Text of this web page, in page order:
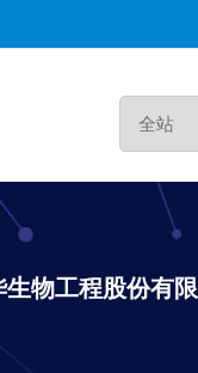
生物工程股份有